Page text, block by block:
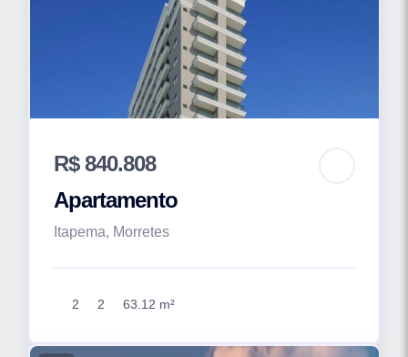
R$ 840.808
Apartamento
Itapema, Morretes
2 2 63.12 m²